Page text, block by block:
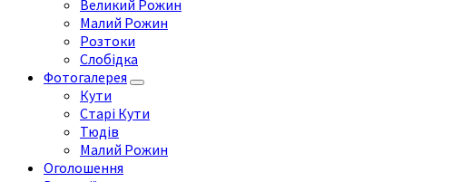
Великий Рожин
Малий Рожин
Розтоки
Слобідка
Фотогалерея
Кути
Старі Кути
Тюдів
Малий Рожин
Оголошення